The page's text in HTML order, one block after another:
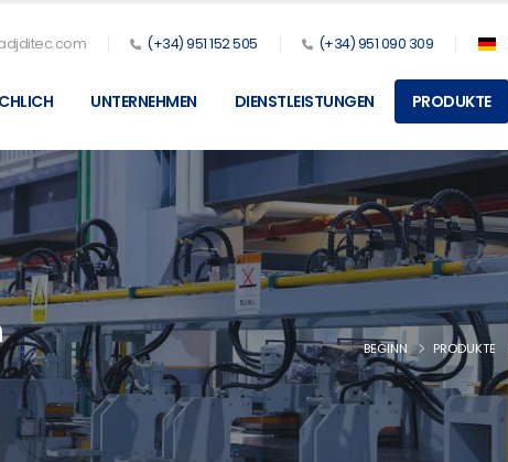
(+34) 951 152 505 (+34) 951 090 309
UNTERNEHMEN DIENSTLEISTUNGEN PRODUKTE
BEGINN PRODUKTE